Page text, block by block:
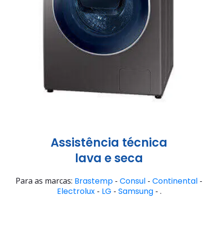
Assistência técnica
lava e seca
Para as marcas: Brastemp - Consul - Continental -
Electrolux- LG - Samsung- .